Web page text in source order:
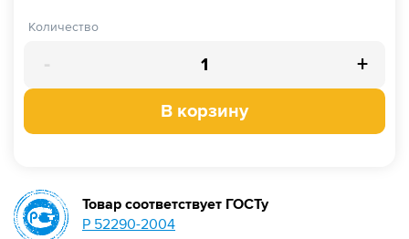
Количество
- +
В корзину
Товар соответствует ГОСТу
Р 52290-2004